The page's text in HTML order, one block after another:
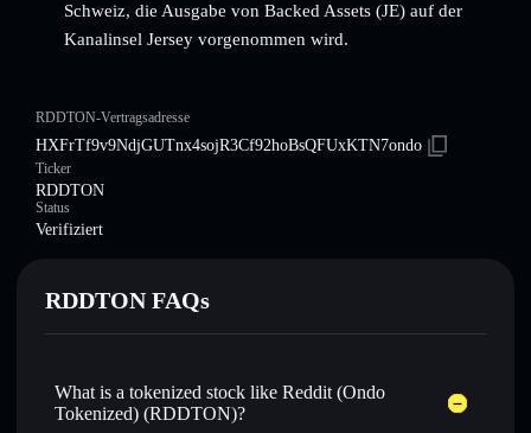
Schweiz, die Ausgabe von Backed Assets (JE) auf der
Kanalinsel Jersey vorgenommen wird.
RDDTON-Vertragsadresse
HXFrTf9v9NdjGUTnx4sojR3Cf92hoBsQFUxKTN7ondo
Ticker
RDDTON
Status
Verifiziert
RDDTON FAQs
What is a tokenized stock like Reddit (Ondo
Tokenized) (RDDTON)?